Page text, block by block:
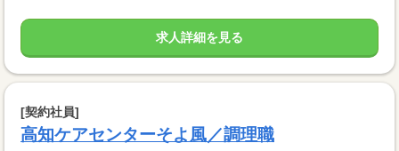
求人詳細を見る
[契約社員]
高知ケアセンターそよ風／調理職